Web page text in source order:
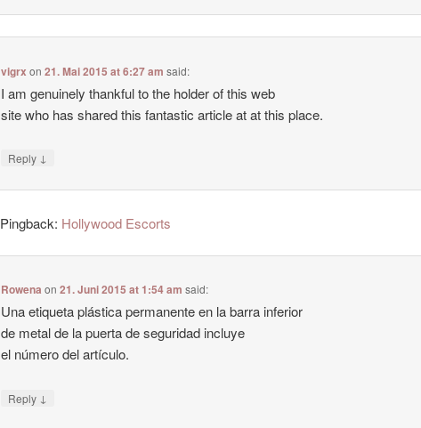
vigrx on21. Mai 2015 at 6:27 am said:
I am genuinely thankful to the holder of this web
site who has shared this fantastic article at at this place.
Reply ↓
Pingback: Hollywood Escorts
Rowena on21. Juni 2015 at 1:54 am said:
Una etiqueta plástica permanente en la barra inferior
de metal de la puerta de seguridad incluye
el número del artículo.
Reply ↓